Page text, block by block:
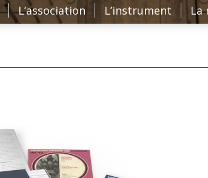
L’association L’instrument La